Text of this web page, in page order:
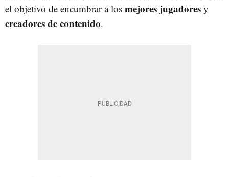
el objetivo de encumbrar a los mejores jugadores y
creadores de contenido.